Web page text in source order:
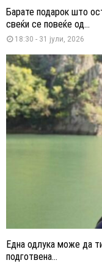
Барате подарок што
свеќи се повеќе од...
18:30 - 31 јули, 2026
Една одлука може да
подготвена...